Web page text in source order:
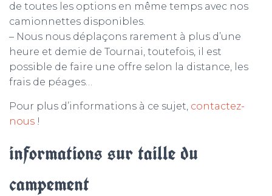
de toutes les options en même temps avec nos
camionnettes disponibles.
– Nous nous déplaçons rarement à plus d’une
heure et demie de Tournai, toutefois, il est
possible de faire une offre selon la distance, les
frais de péages…
Pour plus d’informations à ce sujet, contactez-
nous !
informations sur taille du
campement